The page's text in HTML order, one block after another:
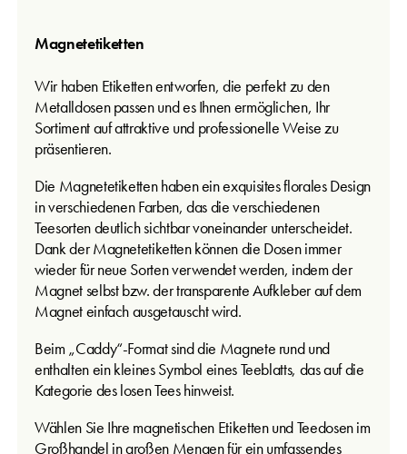
Magnetetiketten
Wir haben Etiketten entworfen, die perfekt zu den
Metalldosen passen und es Ihnen ermöglichen, Ihr
Sortiment auf attraktive und professionelle Weise zu
präsentieren.
Die Magnetetiketten haben ein exquisites florales Design
in verschiedenen Farben, das die verschiedenen
Teesorten deutlich sichtbar voneinander unterscheidet.
Dank der Magnetetiketten können die Dosen immer
wieder für neue Sorten verwendet werden, indem der
Magnet selbst bzw. der transparente Aufkleber auf dem
Magnet einfach ausgetauscht wird.
Beim „Caddy“-Format sind die Magnete rund und
enthalten ein kleines Symbol eines Teeblatts, das auf die
Kategorie des losen Tees hinweist.
Wählen Sie Ihre magnetischen Etiketten und Teedosen im
Großhandel in großen Mengen für ein umfassendes